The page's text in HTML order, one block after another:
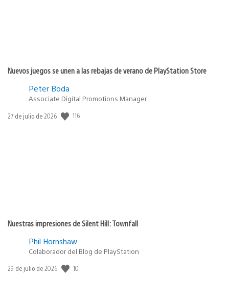
Nuevos juegos se unen a las rebajas de verano de PlayStation Store
Peter Boda
Associate Digital Promotions Manager
Fecha
27 de julio de 2026 116
Nuestras impresiones de Silent Hill: Townfall
Phil Hornshaw
Colaborador del Blog de PlayStation
Fecha
29 de julio de 2026 10